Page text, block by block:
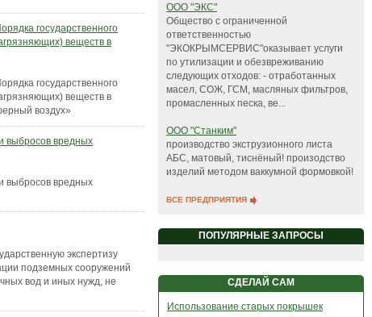
государственного
веществ в
государственного
веществ в
воздух»
выбросов вредных
выбросов вредных
экспертизу
подземных сооружений
вод и иных нужд, не
ООО "ЭКС"
Общество с ограниченной
ответственностью
"ЭКОКРЫМСЕРВИС"оказывает услуги
по утилизации и обезвреживанию
следующих отходов: - отработанных
масел, СОЖ, ГСМ, масляных фильтров,
промасленных песка, ве...
ООО "Станким"
производство экструзионного листа
АБС, матовый, тиснёный! произодство
изделий методом ваккумной формовкой!
ВСЕ ПРЕДПРИЯТИЯ
ПОПУЛЯРНЫЕ ЗАПРОСЫ
СДЕЛАЙ САМ
Использование старых покрышек